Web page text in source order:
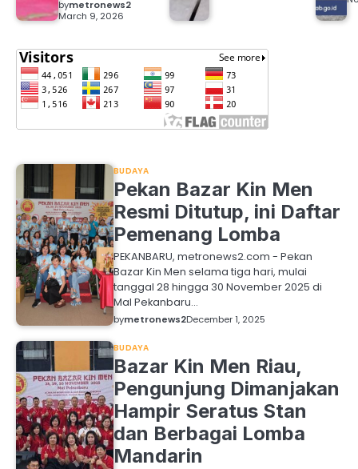
bymetronews2
March 9, 2026
BUDAYA
Pekan Bazar Kin Men
Resmi Ditutup, ini Daftar
Pemenang Lomba
PEKANBARU, metronews2.com - Pekan
Bazar Kin Men selama tiga hari, mulai
tanggal 28 hingga 30 November 2025 di
Mal Pekanbaru…
bymetronews2December 1, 2025
BUDAYA
Bazar Kin Men Riau,
Pengunjung Dimanjakan
Hampir Seratus Stan
dan Berbagai Lomba
Mandarin